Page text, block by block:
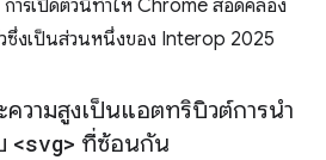
ารเปิดตัวนี้ทำให้ Chrome สอดคล้อง
ซึ่งเป็นส่วนหนึ่งของ Interop 2025
ความสูงเป็นแอตทริบิวต์การนำ
<svg> ที่ซ้อนกัน